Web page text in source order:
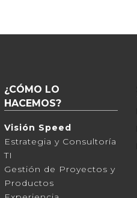
¿CÓMO LO
HACEMOS?
Visión Speed
Estrategia y Consultoría
TI
Gestión de Proyectos y
Productos